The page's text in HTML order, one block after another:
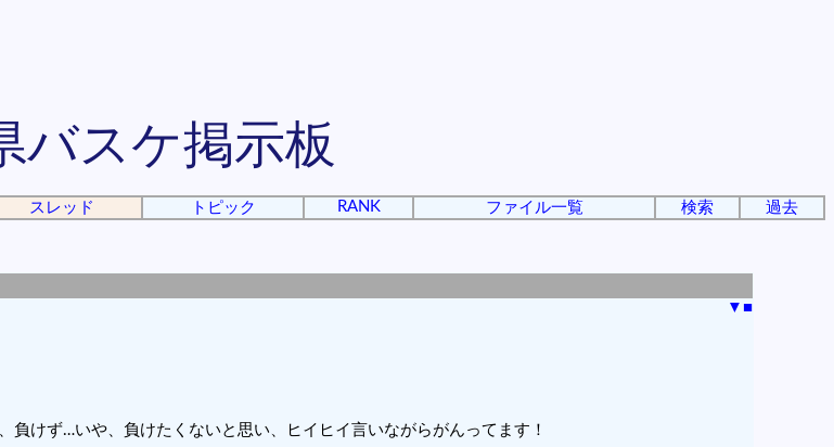
バスケ掲示板
スレッド トピック RANK ファイル一覧 検索 過去
▼ ■
けず…いや、負けたくないと思い、ヒイヒイ言いながらがんってます！